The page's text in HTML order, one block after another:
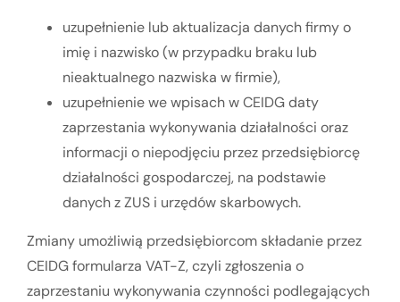
uzupełnienie lub aktualizacja danych firmy o
imię i nazwisko (w przypadku braku lub
nieaktualnego nazwiska w firmie),
uzupełnienie we wpisach w CEIDG daty
zaprzestania wykonywania działalności oraz
informacji o niepodjęciu przez przedsiębiorcę
działalności gospodarczej, na podstawie
danych z ZUS i urzędów skarbowych.
Zmiany umożliwią przedsiębiorcom składanie przez
CEIDG formularza VAT-Z, czyli zgłoszenia o
zaprzestaniu wykonywania czynności podlegających